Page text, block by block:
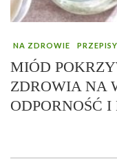
NA ZDROWIE PRZEPISY
MIÓD
ZDROWIA NA
ODPORNOŚĆ